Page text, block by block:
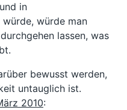
in
würde man
lassen, was
bewusst werden,
untauglich ist.
2010: